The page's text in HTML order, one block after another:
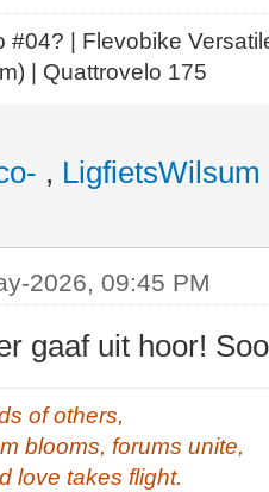
#04? | Flevobike
| Quattrovelo 175
, LigfietsWilsum
2026, 09:45 PM
gaaf uit hoor!
of others,
blooms, forums unite,
love takes flight.